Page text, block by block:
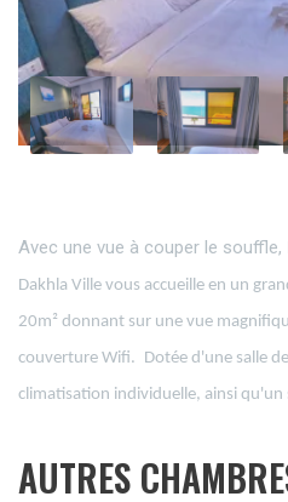
Avec une vue à couper le souffle,
Dakhla Ville vous accueille en un
20m² donnant sur une vue
couverture Wifi.
Dotée d'une salle
climatisation individuelle, ainsi qu'un
AUTRES